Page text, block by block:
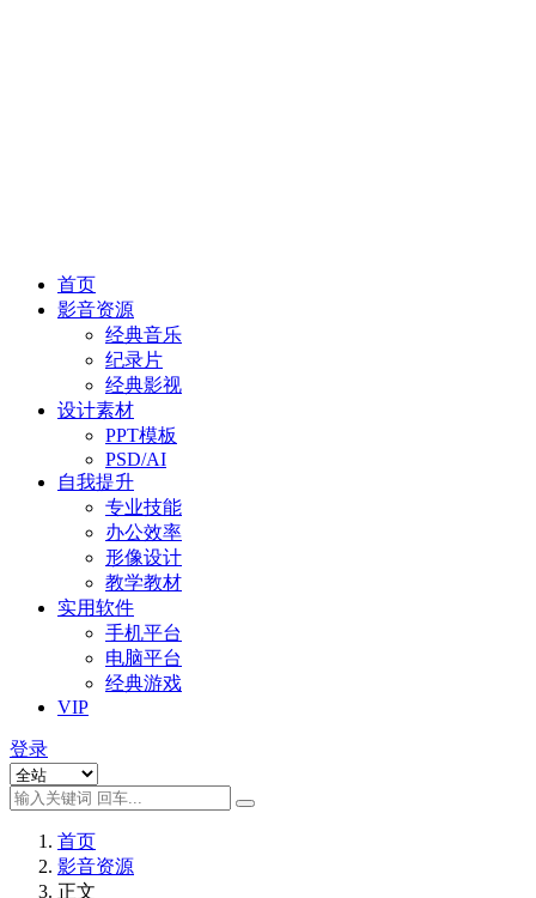
首页
影音资源
经典音乐
纪录片
经典影视
设计素材
PPT模板
PSD/AI
自我提升
专业技能
办公效率
形像设计
教学教材
实用软件
手机平台
电脑平台
经典游戏
VIP
登录
首页
影音资源
正文